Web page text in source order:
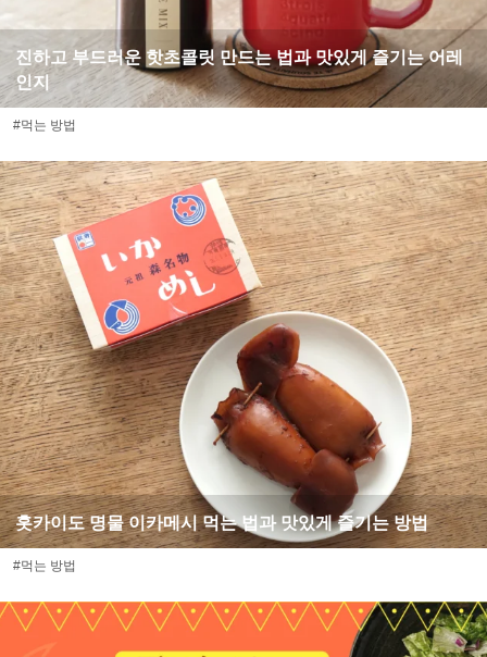
진하고 부드러운 핫초콜릿 만드는 법과 맛있게 즐기는 어레
인지
#먹는 방법
홋카이도 명물 이카메시 먹는 법과 맛있게 즐기는 방법
#먹는 방법